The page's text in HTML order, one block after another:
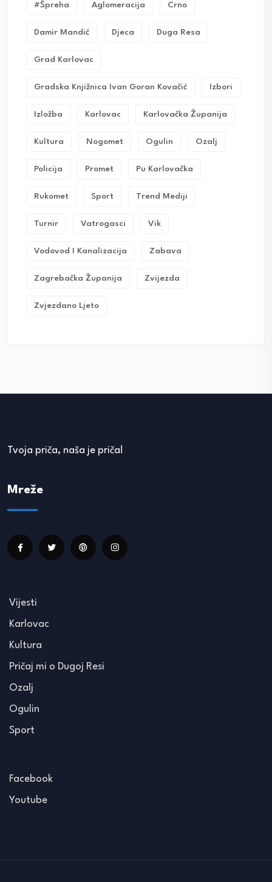
#Špreha Aglomeracija Crno
Damir Mandić Djeca Duga Resa
Grad Karlovac
Gradska Knjižnica Ivan Goran Kovačić Izbori
Izložba Karlovac Karlovačka Županija
Kultura Nogomet Ogulin Ozalj
Policija Promet Pu Karlovačka
Rukomet Sport Trend Mediji
Turnir Vatrogasci Vik
Vodovod I Kanalizacija Zabava
Zagrebačka Županija Zvijezda
Zvjezdano Ljeto
Tvoja priča, naša je priča!
Mreže
Vijesti
Karlovac
Kultura
Pričaj mi o Dugoj Resi
Ozalj
Ogulin
Sport
Facebook
Youtube